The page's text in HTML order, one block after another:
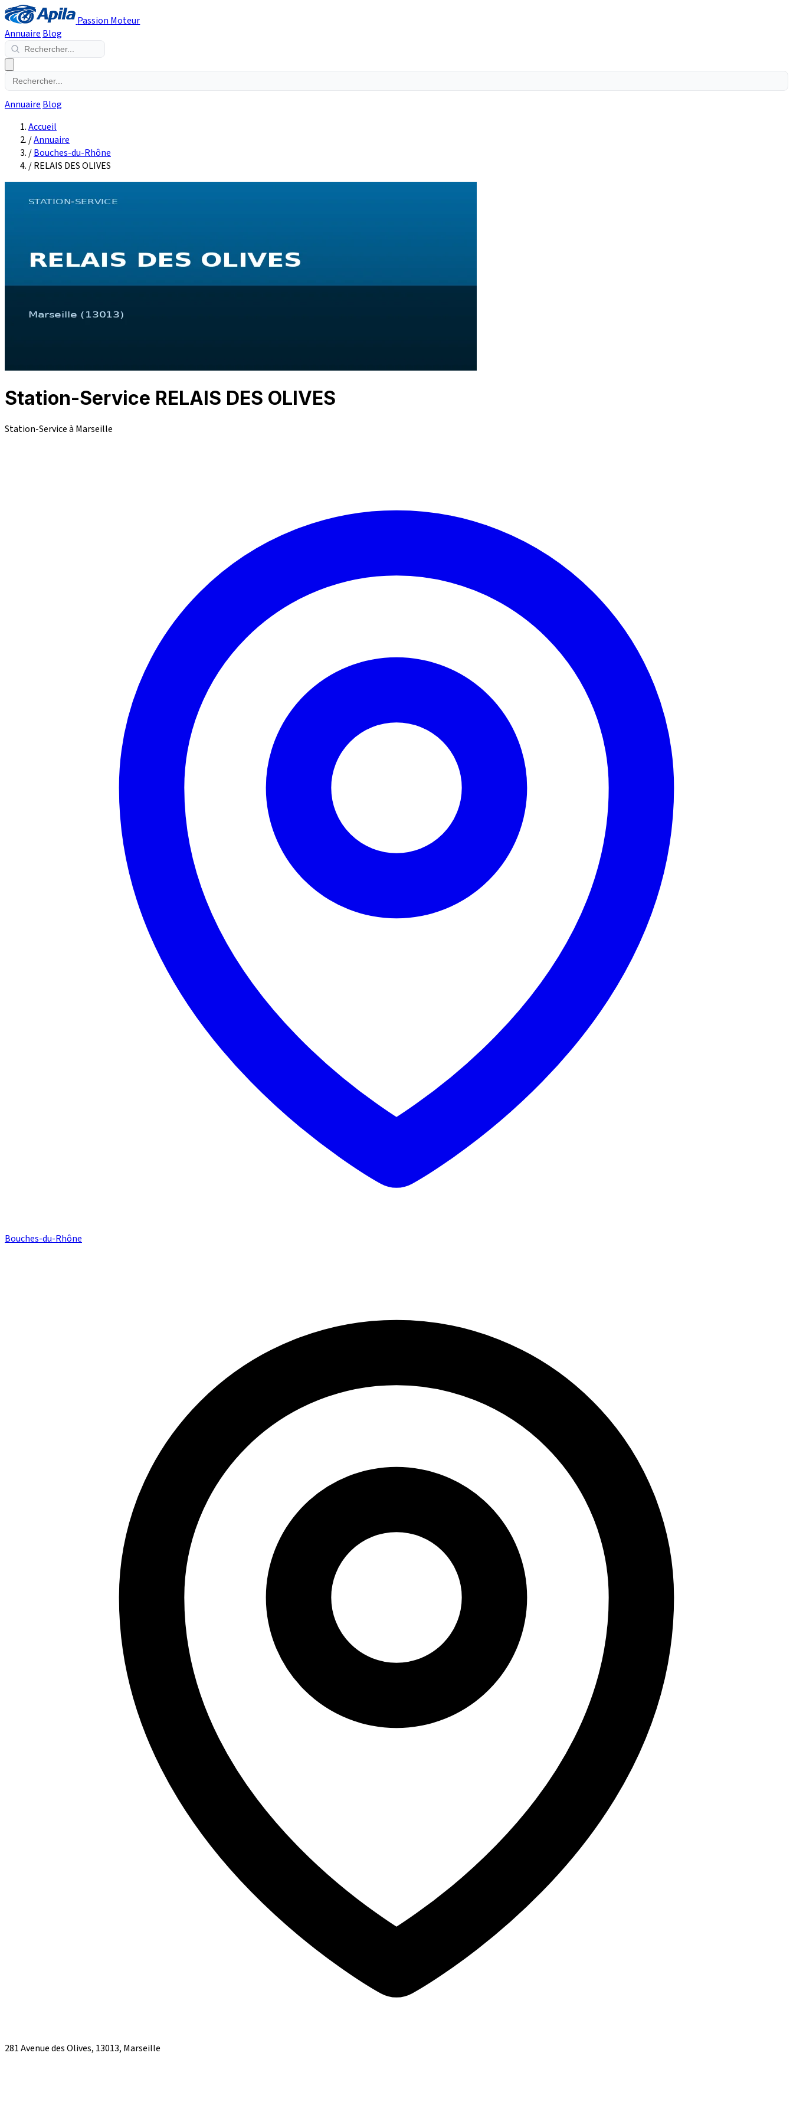
Passion Moteur
Annuaire Blog
Annuaire Blog
Accueil
/Annuaire
/Bouches-du-Rhône
/RELAIS DES OLIVES
Station-Service RELAIS DES OLIVES
Station-Service à Marseille
Bouches-du-Rhône
281 Avenue des Olives, 13013, Marseille